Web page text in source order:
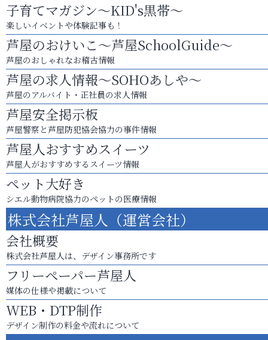
子育てマガジン～KID's黒帯～
楽しいイベントや体験記事も！
芦屋のおけいこ～芦屋SchoolGuide～
芦屋のおしゃれなお稽古情報
芦屋の求人情報～SOHOあしや～
芦屋のアルバイト・正社員の求人情報
芦屋安全掲示板
芦屋警察と芦屋防犯協会協力の事件情報
芦屋人おすすめスイーツ
芦屋人がおすすめするスイーツ情報
ペット大好き
シエル動物病院協力のペットの医療情報
株式会社芦屋人（運営会社）
会社概要
株式会社芦屋人は、デザイン事務所です
フリーペーパー芦屋人
媒体の仕様や掲載について
WEB・DTP制作
デザイン制作の料金や流れについて